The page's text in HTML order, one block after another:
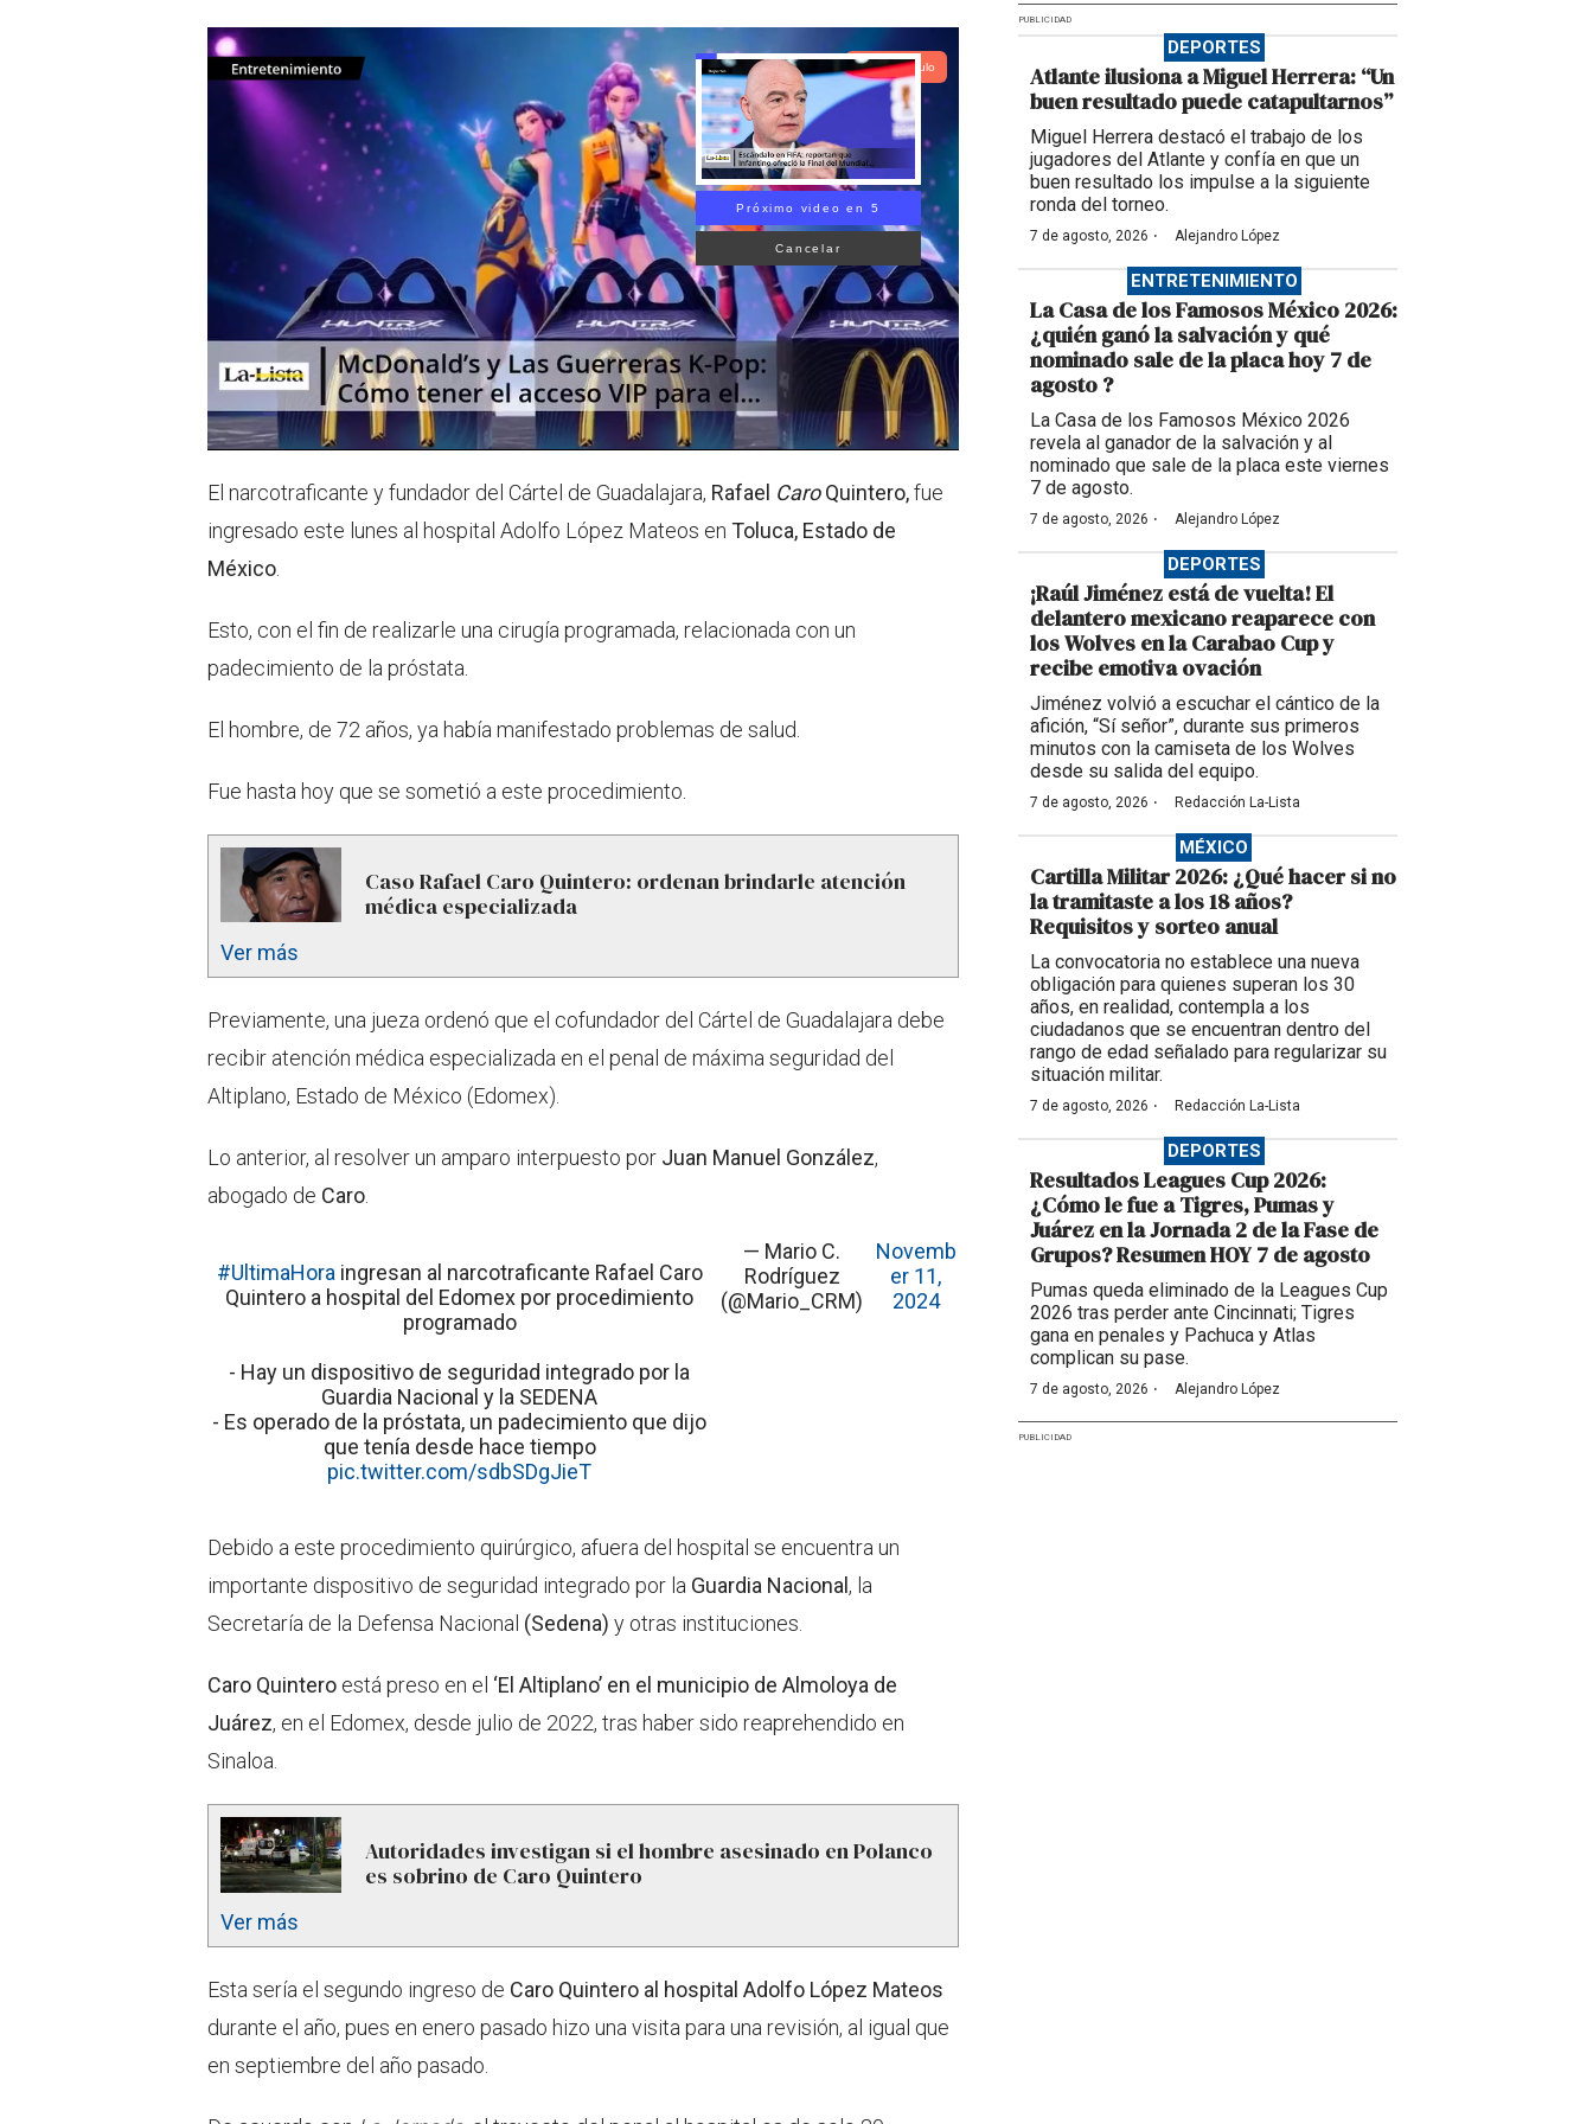
a
Lea el artículo
Próximo video en 5
Cancelar
El narcotraficante y fundador del Cártel de Guadalajara, Rafael CaroQuintero,fue
ingresado este lunes al hospital Adolfo López Mateos en Toluca, Estado de
México
Esto, con el fin de realizarle una cirugía programada, relacionada con un
padecimiento de la próstata.
El hombre, de 72 años, ya había manifestado problemas de salud.
Fue hasta hoy que se sometió a este procedimiento.
Caso Rafael Caro Quintero: ordenan brindarle atención
médica especializada
Ver más
Previamente, una jueza ordenó que el cofundador del Cártel de Guadalajara debe
recibir atención médica especializada en el penal de máxima seguridad del
Altiplano, Estado de México (Edomex).
Lo anterior, al resolver un amparo interpuesto por Juan Manuel González,
abogado de Caro
#UltimaHora ingresan al narcotraficante Rafael Caro
Quintero a hospital del Edomex por procedimiento
programado
- Hay un dispositivo de seguridad integrado por la
Guardia Nacional y la SEDENA
- Es operado de la próstata, un padecimiento que dijo
que tenía desde hace tiempo
pic.twitter.com/sdbSDgJieT
— Mario C.
Rodríguez
(@Mario_CRM)
Novemb
er 11,
2024
Debido a este procedimiento quirúrgico, afuera del hospital se encuentra un
importante dispositivo de seguridad integrado por la Guardia Nacional, la
Secretaría de la Defensa Nacional (Sedena) y otras instituciones.
Caro Quintero está preso en el ‘El Altiplano’ en el municipio de Almoloya de
Juárez, en el Edomex, desde julio de 2022, tras haber sido reaprehendido en
Sinaloa.
Autoridades investigan si el hombre asesinado en Polanco
es sobrino de Caro Quintero
Ver más
Esta sería el segundo ingreso de Caro Quintero al hospital Adolfo López Mateos
durante el año, pues en enero pasado hizo una visita para una revisión, al igual que
en septiembre del año pasado.
PUBLICIDAD
DEPORTES
Atlante ilusiona a Miguel Herrera: “Un
buen resultado puede catapultarnos”
Miguel Herrera destacó el trabajo de los
jugadores del Atlante y confía en que un
buen resultado los impulse a la siguiente
ronda del torneo.
7 de agosto, 2026 · Alejandro López
ENTRETENIMIENTO
La Casa de los Famosos México 2026:
¿quién ganó la salvación y qué
nominado sale de la placa hoy 7 de
agosto ?
La Casa de los Famosos México 2026
revela al ganador de la salvación y al
nominado que sale de la placa este viernes
7 de agosto.
7 de agosto, 2026 · Alejandro López
DEPORTES
¡Raúl Jiménez está de vuelta! El
delantero mexicano reaparece con
los Wolves en la Carabao Cup y
recibe emotiva ovación
Jiménez volvió a escuchar el cántico de la
afición, “Sí señor”, durante sus primeros
minutos con la camiseta de los Wolves
desde su salida del equipo.
7 de agosto, 2026 · Redacción La-Lista
MÉXICO
Cartilla Militar 2026: ¿Qué hacer si no
la tramitaste a los 18 años?
Requisitos y sorteo anual
La convocatoria no establece una nueva
obligación para quienes superan los 30
años, en realidad, contempla a los
ciudadanos que se encuentran dentro del
rango de edad señalado para regularizar su
situación militar.
7 de agosto, 2026 · Redacción La-Lista
DEPORTES
Resultados Leagues Cup 2026:
¿Cómo le fue a Tigres, Pumas y
Juárez en la Jornada 2 de la Fase de
Grupos? Resumen HOY 7 de agosto
Pumas queda eliminado de la Leagues Cup
2026 tras perder ante Cincinnati; Tigres
gana en penales y Pachuca y Atlas
complican su pase.
7 de agosto, 2026 · Alejandro López
PUBLICIDAD